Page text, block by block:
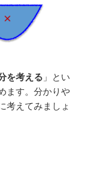
を考える 」とい
ます。分かりや
考えてみましょ